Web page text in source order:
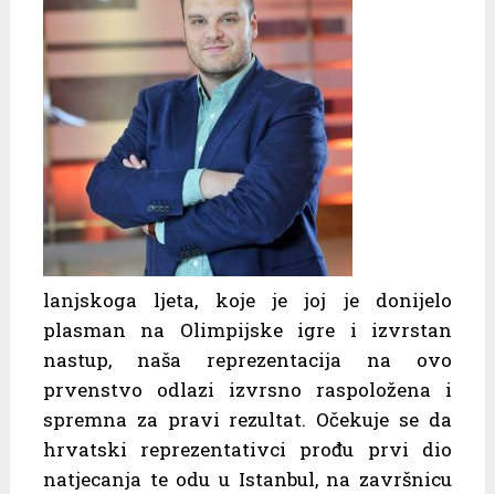
lanjskoga ljeta, koje je joj je donijelo
plasman na Olimpijske igre i izvrstan
nastup, naša reprezentacija na ovo
prvenstvo odlazi izvrsno raspoložena i
spremna za pravi rezultat. Očekuje se da
hrvatski reprezentativci prođu prvi dio
natjecanja te odu u Istanbul, na završnicu